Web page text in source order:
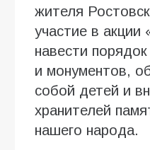
жителя
участие в акции
навести
и монументов,
собой детей и
хранителей
нашего народа.